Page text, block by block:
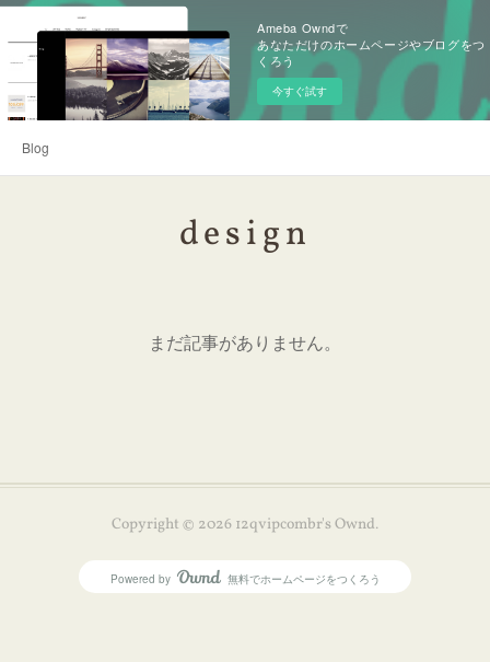
Ameba Owndで
あなただけのホームページやブログをつ
くろう
今すぐ試す
Blog
design
まだ記事がありません。
Copyright © 2026 12qvipcombr's Ownd.
Powered by AmebaOwnd
無料でホームページをつくろう